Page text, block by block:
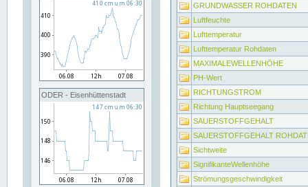
ODER - Eisenhüttenstadt
GRUNDWASSER ROHDATEN
Luftfeuchte
Lufttemperatur
Lufttemperatur Rohdaten
MAXIMALEWELLENHÖHE
PH-Wert
RICHTUNGSTROM
Richtung Hauptseegang
SAUERSTOFFGEHALT
SAUERSTOFFGEHALT
Sichtweite
SignifikanteWellenhöhe
Strömungsgeschwindigkeit